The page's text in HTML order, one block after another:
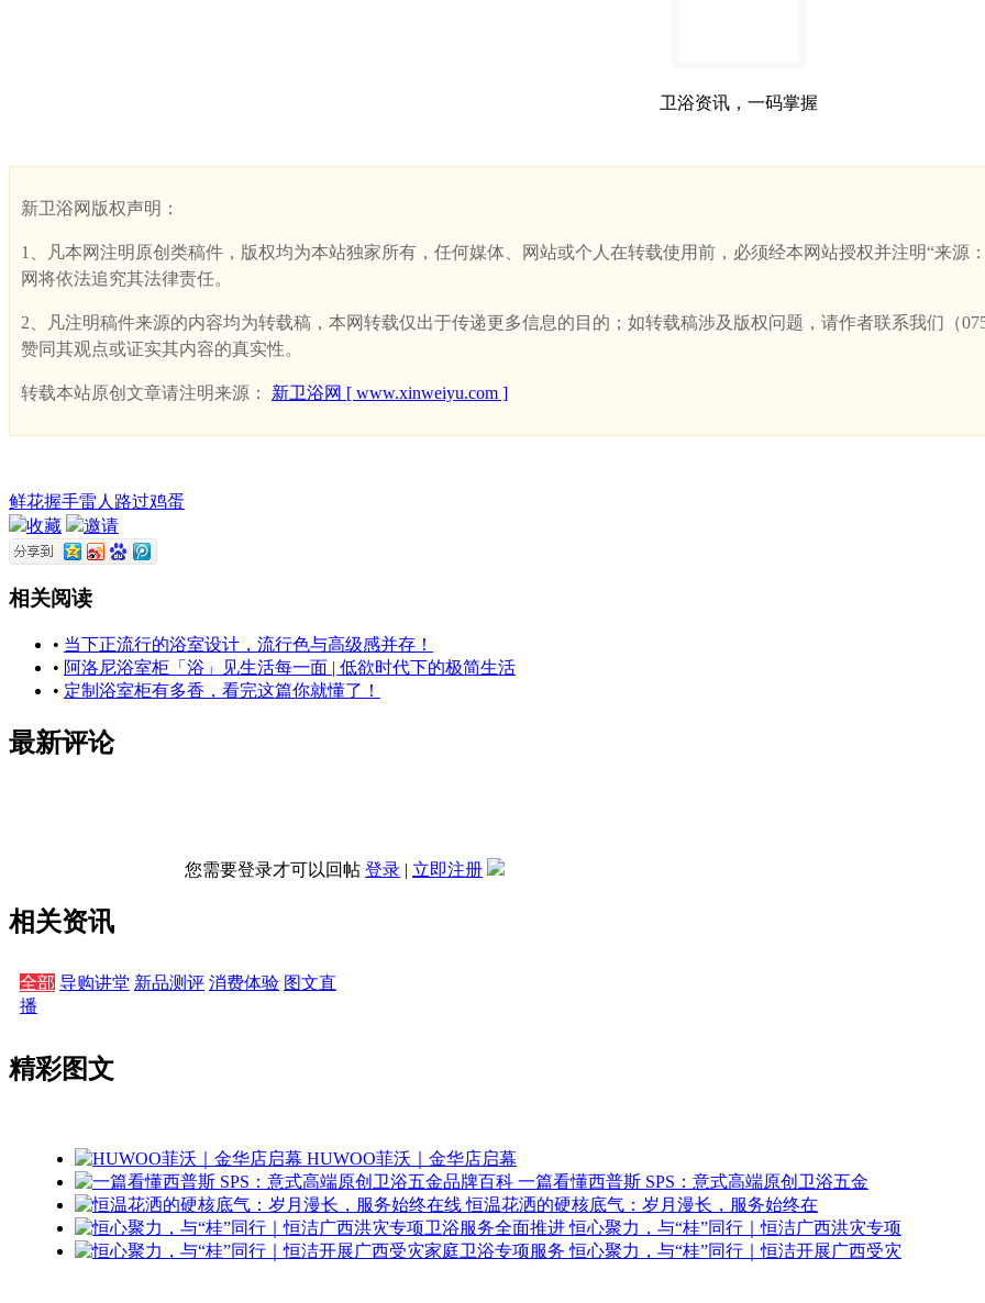
卫浴资讯，一码掌握
新卫浴网版权声明：
1、凡本网注明原创类稿件，版权均为本站独家所有，任何媒体、网站或个人在转载使用前，必须经本网站授权并注明“来源
网将依法追究其法律责任。
2、凡注明稿件来源的内容均为转载稿，本网转载仅出于传递更多信息的目的；如转载稿涉及版权问题，请作者联系我们（
赞同其观点或证实其内容的真实性。
转载本站原创文章请注明来源： 新卫浴网 [ www.xinweiyu.com ]
鲜花握手雷人 路过鸡蛋
收藏
邀请
相关阅读
• 当下正流行的浴室设计，流行色与高级感并存！
• 阿洛尼浴室柜「浴」见生活每一面 | 低欲时代下的极简生活
• 定制浴室柜有多香，看完这篇你就懂了！
最新评论
您需要登录才可以回帖 登录 | 立即注册
相关资讯
全部 导购讲堂 新品测评 消费体验 图文直
播
精彩图文
HUWOO菲沃｜金华店启幕
一篇看懂西普斯 SPS：意式高端原创卫浴五金
恒温花洒的硬核底气：岁月漫长，服务始终在
恒心聚力，与“桂”同行｜恒洁广西洪灾专项
恒心聚力，与“桂”同行｜恒洁开展广西受灾